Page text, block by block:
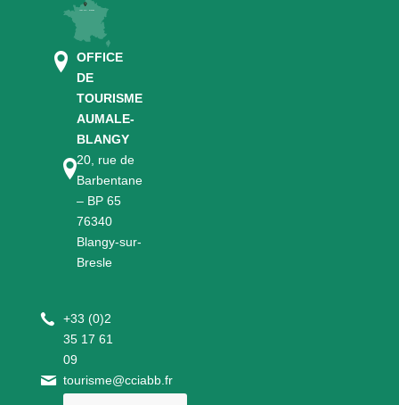
OFFICE
DE
TOURISME
AUMALE-
BLANGY
20, rue de
Barbentane
– BP 65
76340
Blangy-sur-
Bresle
+33 (0)2
35 17 61
09
tourisme@cciabb.fr